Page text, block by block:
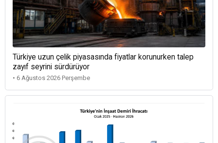
Türkiye uzun çelik piyasasında fiyatlar korunurken talep
zayıf seyrini sürdürüyor
• 6 Ağustos 2026 Perşembe